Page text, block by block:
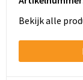
Bekijk alle